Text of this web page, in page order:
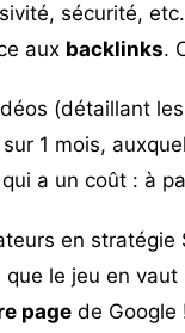
sécurité,
aux backlinks.
(détaillant
1 mois,
a un coût : à
en
le jeu en
pagede Google